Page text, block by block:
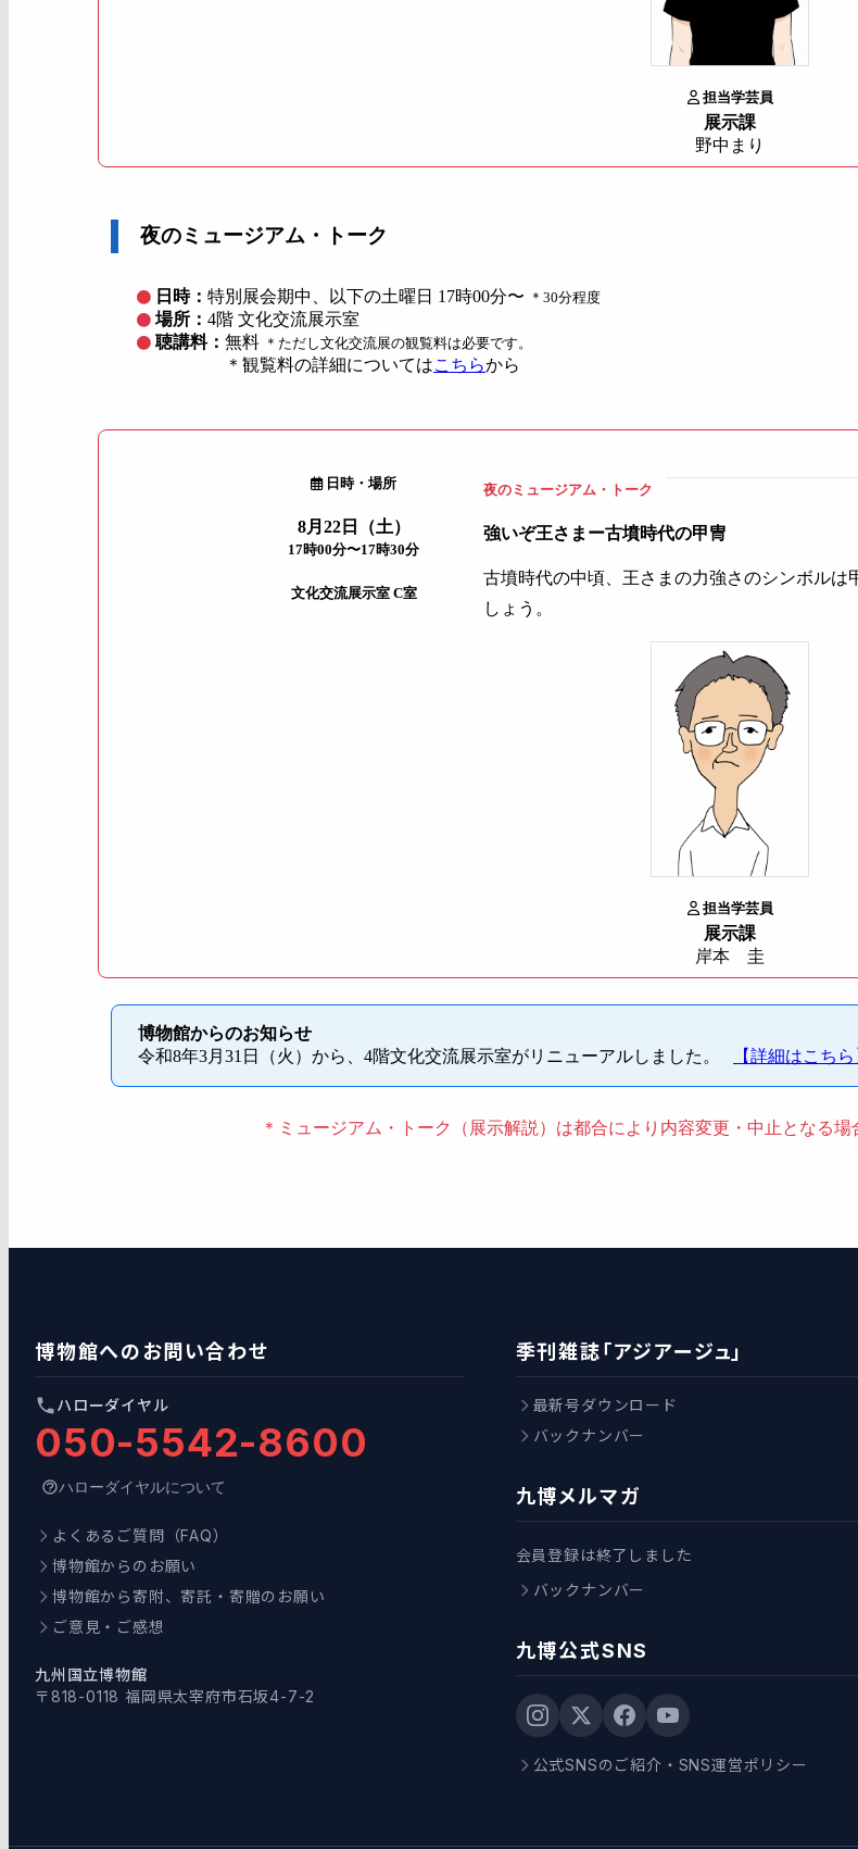
担当学芸員
展示課
野中まり
夜のミュージアム・トーク
日時： 特別展会期中、以下の土曜日 17時00分〜 ＊30分程度
場所： 4階 文化交流展示室
聴講料： 無料 ＊ただし文化交流展の観覧料は必要です。
＊観覧料の詳細についてはこちらから
日時・場所
8月22日（土）
17時00分〜17時30分
文化交流展示室 C室
夜のミュージアム・トーク
強いぞ王さまー古墳時代の甲冑
古墳時代の中頃、王さまの力強さのシンボルは
しょう。
担当学芸員
展示課
岸本 圭
博物館からのお知らせ
令和8年3月31日（火）から、4階文化交流展示室がリニューアルしました。
【詳細はこちら
＊ミュージアム・トーク（展示解説）は都合により内容変更・中止となる